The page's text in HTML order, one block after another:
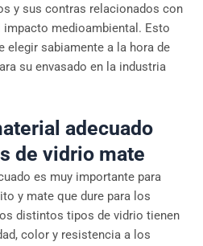
y sus contras relacionados con
medioambiental. Esto
elegir sabiamente a la hora de
su envasado en la industria
adecuado
de vidrio mate
es muy importante para
y mate que dure para los
distintos tipos de vidrio tienen
color y resistencia a los